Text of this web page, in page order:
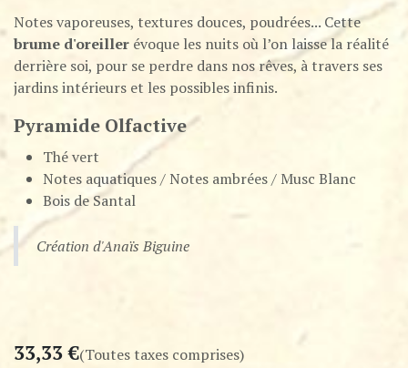
Notes vaporeuses, textures douces, poudrées... Cette
brume d'oreiller évoque les nuits où l’on laisse la réalité
derrière soi, pour se perdre dans nos rêves, à travers ses
jardins intérieurs et les possibles infinis.
Pyramide Olfactive
Thé vert
Notes aquatiques / Notes ambrées / Musc Blanc
Bois de Santal
Création d'Anaïs Biguine
33,33€(Toutes taxes comprises)